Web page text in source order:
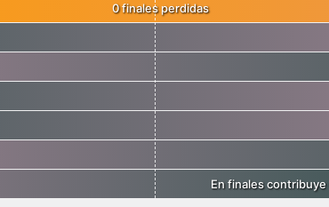
0 finales perdidas
En finales contribuye